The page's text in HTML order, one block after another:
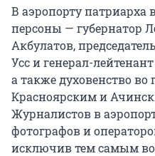
В аэропорту патриарха
персоны — губернатор
Акбулатов,
Усс и генерал-
а также духовенство
Красноярским и
Журналистов в
фотографов и
исключив тем самым